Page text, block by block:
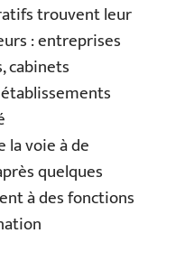
trouvent leur
: entreprises
cabinets
la voie à de
quelques
à des fonctions